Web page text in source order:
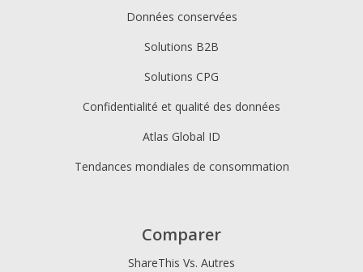
Données conservées
Solutions B2B
Solutions CPG
Confidentialité et qualité des données
Atlas Global ID
Tendances mondiales de consommation
Comparer
ShareThis Vs. Autres